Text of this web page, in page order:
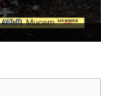
Paris